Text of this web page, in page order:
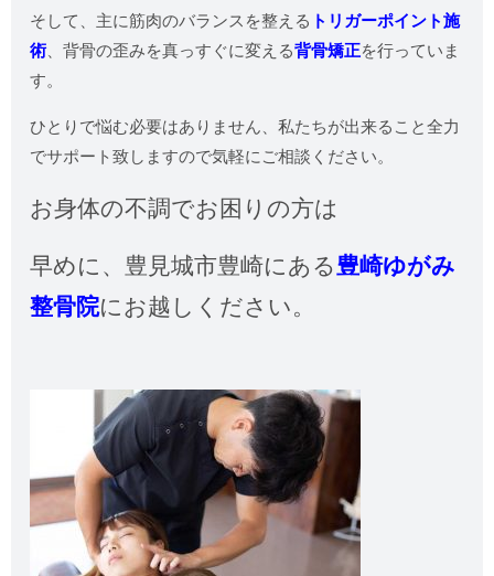
そして、主に筋肉のバランスを整える トリガーポイント施
術、背骨の歪みを真っすぐに変える背骨矯正を行っていま
す。
ひとりで悩む必要はありません、私たちが出来ること全力
でサポート致しますので気軽にご相談ください。
お身体の不調でお困りの方は
早めに、 豊見城市豊崎にある豊崎ゆがみ
整骨院にお越しください。